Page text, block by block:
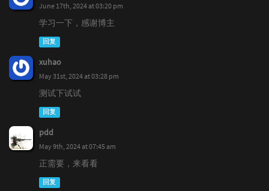
June 17th, 2024 at 03:20 pm
学习一下，感谢博主
回复
xuhao
May 31st, 2024 at 03:28 pm
测试下试试
回复
pdd
May 9th, 2024 at 07:45 am
正需要，来看看
回复